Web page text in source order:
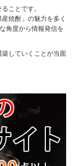
ことです。
焼酎」の魅力を多く
角度から情報発信を
していくことが当面